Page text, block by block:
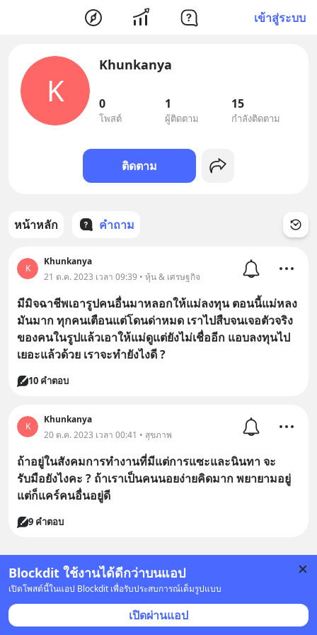
เข้าสู่ระบบ
Blockdit ใช้งานได้ดีกว่าบนแอป
เปิดโพสต์นี้ในแอป Blockdit เพื่อรับประสบการณ์เต็มรูปแบบ
เปิดผ่านแอป
K
Khunkanya
0
โพสต์
1
ผู้ติดตาม
15
กำลังติดตาม
ติดตาม
หน้าหลัก คำถาม
K
Khunkanya
21 ต.ค. 2023 เวลา 09:39 • หุ้น & เศรษฐกิจ
มีมิจฉาชีพเอารูปคนอื่นมาหลอกให้แม่ลงทุน ตอนนี้แม่หลง
มันมาก ทุกคนเตือนแต่โดนด่าหมด เราไปสืบจนเจอตัวจริง
ของคนในรูปแล้วเอาให้แม่ดูแต่ยังไม่เชื่ออีก แอบลงทุนไป
เยอะแล้วด้วย เราจะทำยังไงดี ?
10 คำตอบ
K
Khunkanya
20 ต.ค. 2023 เวลา 00:41 • สุขภาพ
ถ้าอยู่ในสังคมการทำงานที่มีแต่การแซะและนินทา จะ
รับมือยังไงคะ ? ถ้าเราเป็นคนนอยง่ายคิดมาก พยายามอยู่
แต่ก็แคร์คนอื่นอยู่ดี
9 คำตอบ